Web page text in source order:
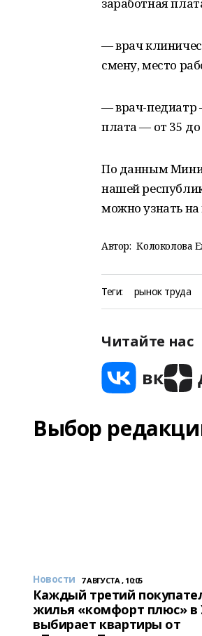
— врач
смену, место
— врач-педиатр
плата — от 35
По данным
нашей
можно узнать
Автор: Колоколова
Теги: рынок труда
Читайте нас
Выбор
Новости 7 АВГУСТА , 10:05
Каждый третий
жилья «комфорт плюс» в
выбирает квартиры от